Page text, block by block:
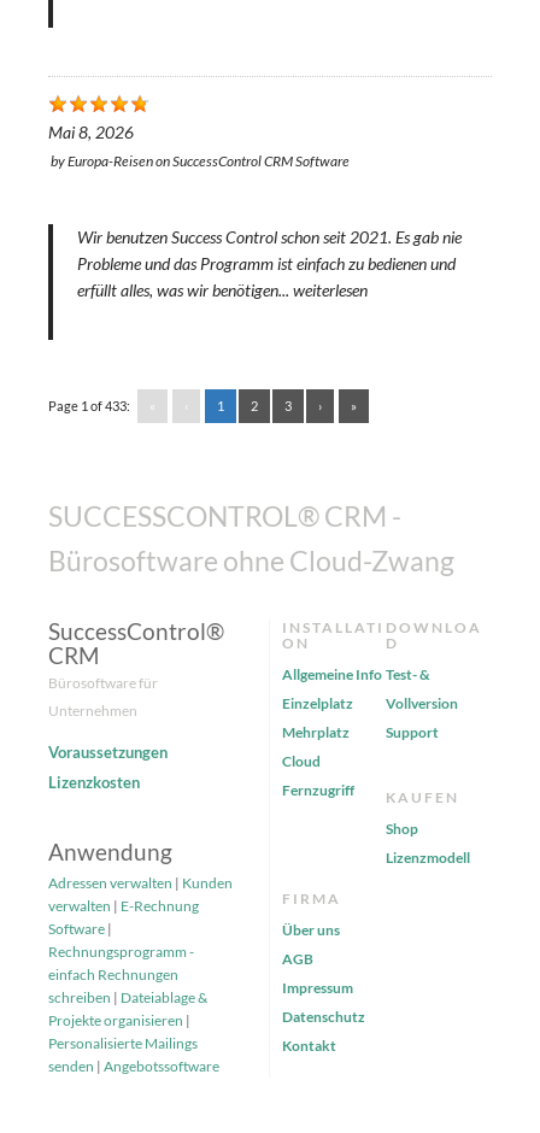
Mai 8, 2026
byEuropa-ReisenonSuccessControl CRM Software
Wir benutzen Success Control schon seit 2021. Es gab nie
Probleme und das Programm ist einfach zu bedienen und
erfüllt alles, was wir benötigen... weiterlesen
Page 1 of 433: « ‹ 1 2 3 › »
SUCCESSCONTROL® CRM -
Bürosoftware ohne Cloud-Zwang
SuccessControl®
CRM
Bürosoftware für
Unternehmen
Voraussetzungen
Lizenzkosten
Anwendung
Adressen verwalten | Kunden
verwalten | E-Rechnung
Software |
Rechnungsprogramm -
einfach Rechnungen
schreiben | Dateiablage &
Projekte organisieren |
Personalisierte Mailings
senden | Angebotssoftware
INSTALLATI
ON
Allgemeine Info
Einzelplatz
Mehrplatz
Cloud
Fernzugriff
DOWNLOA
D
Test- &
Vollversion
Support
KAUFEN
Shop
Lizenzmodell
FIRMA
Über uns
AGB
Impressum
Datenschutz
Kontakt